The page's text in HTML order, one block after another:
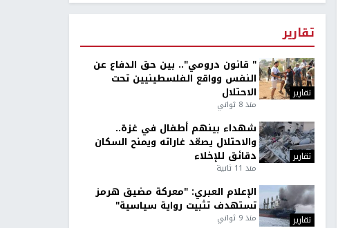
تقارير
تقارير
" قانون درومي".. بين حق الدفاع عن
النفس وواقع الفلسطينيين تحت
الاحتلال
منذ 8 ثواني
تقارير
شهداء بينهم أطفال في غزة..
والاحتلال يصعّد غاراته ويمنح السكان
دقائق للإخلاء
منذ 11 ثانية
تقارير
الإعلام العبري: "معركة مضيق هرمز
تستهدف تثبيت رواية سياسية"
منذ 9 ثواني